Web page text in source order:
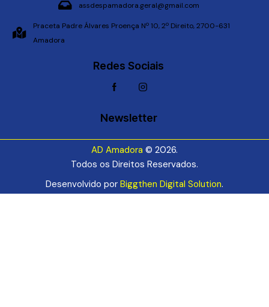
assdespamadora.geral@gmail.com
Praceta Padre Álvares Proença Nº 10, 2º Direito, 2700-631
Amadora
Redes Sociais
Newsletter
AD Amadora © 2026.
Todos os Direitos Reservados.
Desenvolvido por Biggthen Digital Solution.